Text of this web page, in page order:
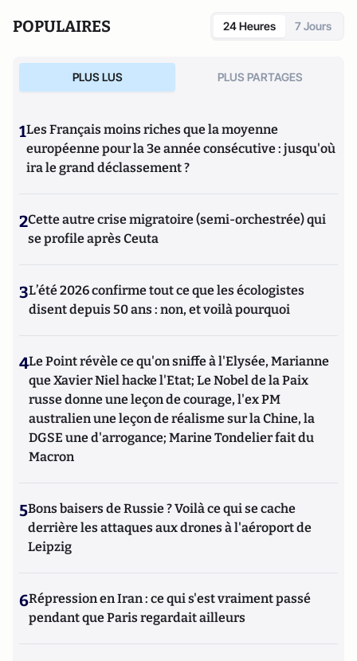
POPULAIRES 24 Heures 7 Jours
PLUS LUS PLUS PARTAGES
1Les Français moins riches que la moyenne
européenne pour la 3e année consécutive : jusqu'où
ira le grand déclassement ?
2Cette autre crise migratoire (semi-orchestrée) qui
se profile après Ceuta
3L’été 2026 confirme tout ce que les écologistes
disent depuis 50 ans : non, et voilà pourquoi
4Le Point révèle ce qu'on sniffe à l'Elysée, Marianne
que Xavier Niel hacke l'Etat; Le Nobel de la Paix
russe donne une leçon de courage, l'ex PM
australien une leçon de réalisme sur la Chine, la
DGSE une d'arrogance; Marine Tondelier fait du
Macron
5Bons baisers de Russie ? Voilà ce qui se cache
derrière les attaques aux drones à l'aéroport de
Leipzig
6Répression en Iran : ce qui s'est vraiment passé
pendant que Paris regardait ailleurs